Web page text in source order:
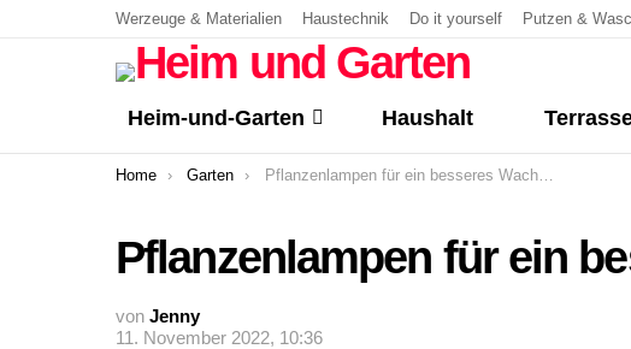
Werzeuge & Materialien Haustechnik Do it yourself Putzen &
Heim-und-Garten Haushalt
You are here:
Home Garten Pflanzenlampen für ein besseres Wachstum
Pflanzenlampen für ein
von Jenny
11. November 2022, 10:36